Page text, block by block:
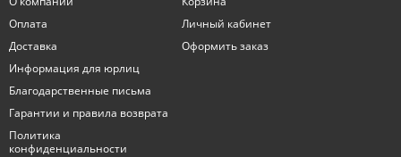
Оплата
Доставка
Информация для юрлиц
Благодарственные письма
Гарантии и правила возврата
Политика
конфиденциальности
Личный кабинет
Оформить заказ